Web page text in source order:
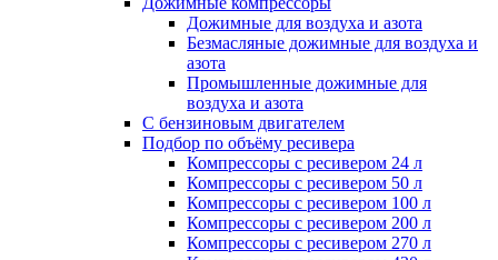
Дожимные для воздуха и азота
Безмасляные дожимные для воздуха и
азота
Промышленные дожимные для
воздуха и азота
С бензиновым двигателем
Подбор по объёму ресивера
Компрессоры с ресивером 24 л
Компрессоры с ресивером 50 л
Компрессоры с ресивером 100 л
Компрессоры с ресивером 200 л
Компрессоры с ресивером 270 л